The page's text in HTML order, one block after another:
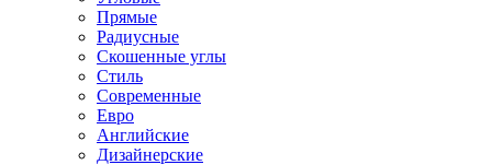
Прямые
Радиусные
Скошенные углы
Стиль
Современные
Евро
Английские
Дизайнерские